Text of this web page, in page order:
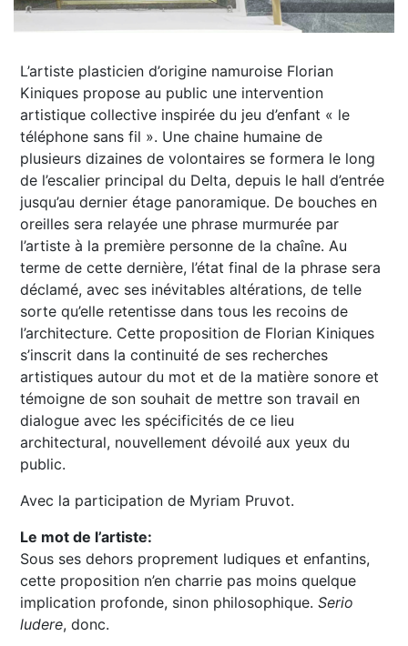
L’artiste plasticien d’origine namuroise Florian
Kiniques propose au public une intervention
artistique collective inspirée du jeu d’enfant « le
téléphone sans fil ». Une chaine humaine de
plusieurs dizaines de volontaires se formera le long
de l’escalier principal du Delta, depuis le hall d’entrée
jusqu’au der­nier étage panoramique. De bouches en
oreilles sera relayée une phrase murmurée par
l’artiste à la première personne de la chaîne. Au
terme de cette dernière, l’état final de la phrase sera
déclamé, avec ses inévitables altérations, de telle
sorte qu’elle retentisse dans tous les recoins de
l’architecture. Cette proposition de Florian Kiniques
s’inscrit dans la continuité de ses recherches
artistiques autour du mot et de la matière sonore et
témoigne de son souhait de mettre son travail en
dialogue avec les spécificités de ce lieu
architectural, nouvellement dévoilé aux yeux du
public.
Avec la participation de Myriam Pruvot.
Le mot de l’artiste:
Sous ses dehors proprement ludiques et enfantins,
cette proposition n’en charrie pas moins quelque
implication profonde, sinon philosophique.Serio
ludere, donc.